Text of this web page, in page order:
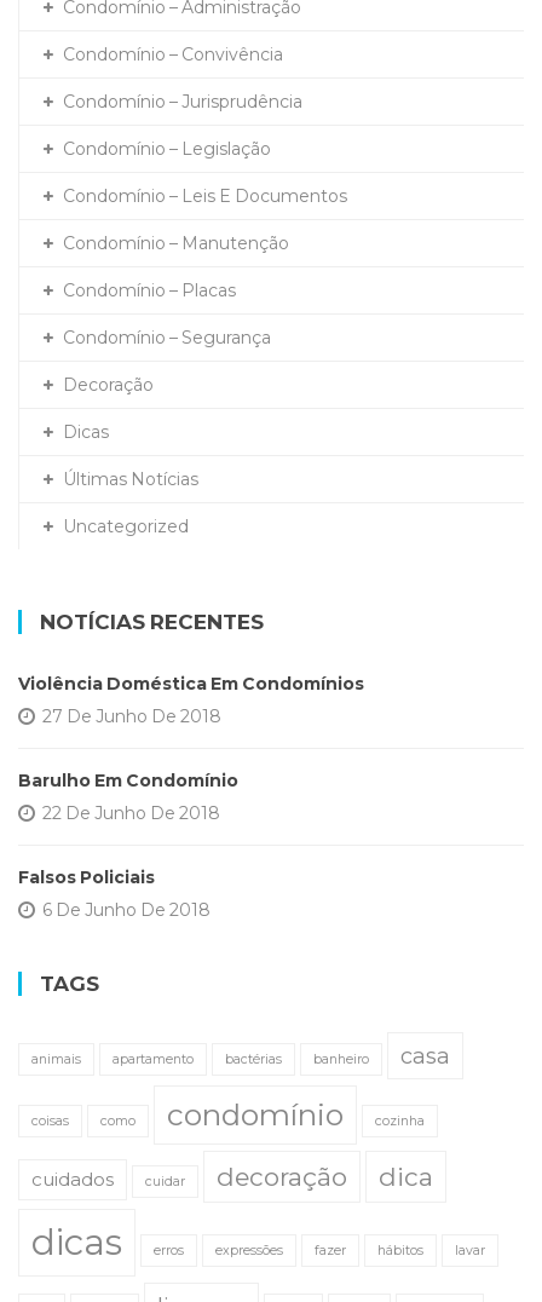
Condomínio – Administração
Condomínio – Convivência
Condomínio – Jurisprudência
Condomínio – Legislação
Condomínio – Leis E Documentos
Condomínio – Manutenção
Condomínio – Placas
Condomínio – Segurança
Decoração
Dicas
Últimas Notícias
Uncategorized
NOTÍCIAS RECENTES
Violência Doméstica Em Condomínios
27 De Junho De 2018
Barulho Em Condomínio
22 De Junho De 2018
Falsos Policiais
6 De Junho De 2018
TAGS
animais apartamento bactérias banheiro casa
coisas como condomínio cozinha
cuidados cuidar decoração dica
dicas erros expressões fazer hábitos lavar